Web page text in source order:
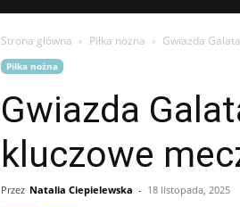
Strona główna Piłka nożna Gwiazda
Piłka nożna
Gwiazda
kluczowe
Przez Natalia Ciepielewska - 18 listopada, 2025